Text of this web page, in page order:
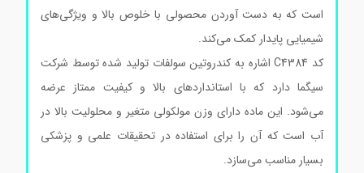
است که به دست آوردن محصولی با خلوص بالا و ویژگی‌های
شیمیایی پایدار کمک می‌کند.
کد C4384 اشاره به کندروتین سولفات تولید شده توسط شرکت
سیگما دارد که با استانداردهای بالا و کیفیت ممتاز عرضه
می‌شود. این ماده دارای وزن مولکولی متغیر و محلولیت بالا در
آب است که آن را برای استفاده در تحقیقات علمی و پزشکی
بسیار مناسب می‌سازد.